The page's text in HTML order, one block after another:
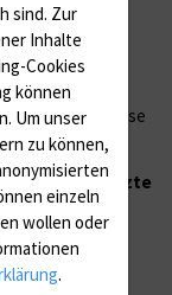
und
Micha
wir daher an diese
Ärzte
der
unserer
und
sind. Zur
Inhalte
Cookies
können
Um unser
zu können,
einzeln
wollen oder
.